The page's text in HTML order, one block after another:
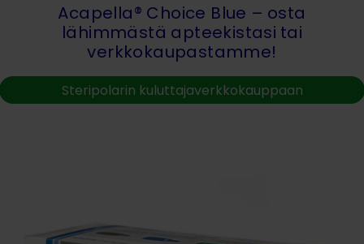
Acapella® Choice Blue – osta
lähimmästä apteekistasi tai
verkkokaupastamme!
Steripolarin kuluttajaverkkokauppaan